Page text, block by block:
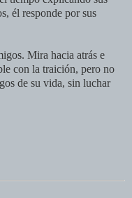
él responde por sus
Mira hacia atrás e
con la traición, pero no
de su vida, sin luchar